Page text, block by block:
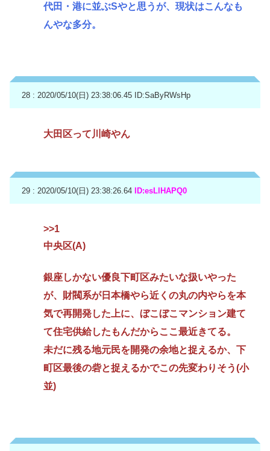
代田・港に並ぶSやと思うが、現状はこんなも
んやな多分。
28 : 2020/05/10(日) 23:38:06.45 ID:SaByRWsHp
大田区って川崎やん
29 : 2020/05/10(日) 23:38:26.64 ID:esLlHAPQ0
>>1
中央区(A)
銀座しかない優良下町区みたいな扱いやった
が、財閥系が日本橋やら近くの丸の内やらを本
気で再開発した上に、ぼこぼこマンション建て
て住宅供給したもんだからここ最近きてる。
未だに残る地元民を開発の余地と捉えるか、下
町区最後の砦と捉えるかでこの先変わりそう(小
並)